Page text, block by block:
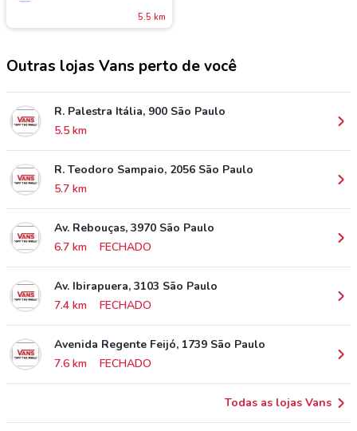
5.5 km
Outras lojas Vans perto de você
R. Palestra Itália, 900 São Paulo
5.5 km
R. Teodoro Sampaio, 2056 São Paulo
5.7 km
Av. Rebouças, 3970 São Paulo
6.7 km
FECHADO
Av. Ibirapuera, 3103 São Paulo
7.4 km
FECHADO
Avenida Regente Feijó, 1739 São Paulo
7.6 km
FECHADO
Todas as lojas Vans